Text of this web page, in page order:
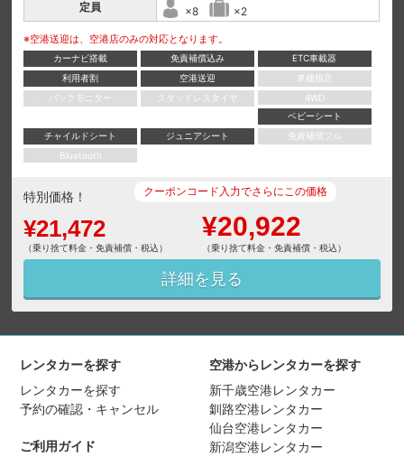
定員
×8 ×2
※空港送迎は、空港店のみの対応となります。
カーナビ搭載 免責補償込み
ETC車載器
利用者割
空港送迎
車種指定
バックモニター
スタッドレスタイヤ
4WD
ベビーシート
チャイルドシート
ジュニアシート
免責補償フル
Bluetooth
特別価格！
¥21,472
（乗り捨て料金・免責補償・税込）
クーポンコード入力でさらにこの価格
¥20,922
（乗り捨て料金・免責補償・税込）
詳細を見る
レンタカーを探す
レンタカーを探す
予約の確認・キャンセル
ご利用ガイド
空港からレンタカーを探す
新千歳空港レンタカー
釧路空港レンタカー
仙台空港レンタカー
新潟空港レンタカー